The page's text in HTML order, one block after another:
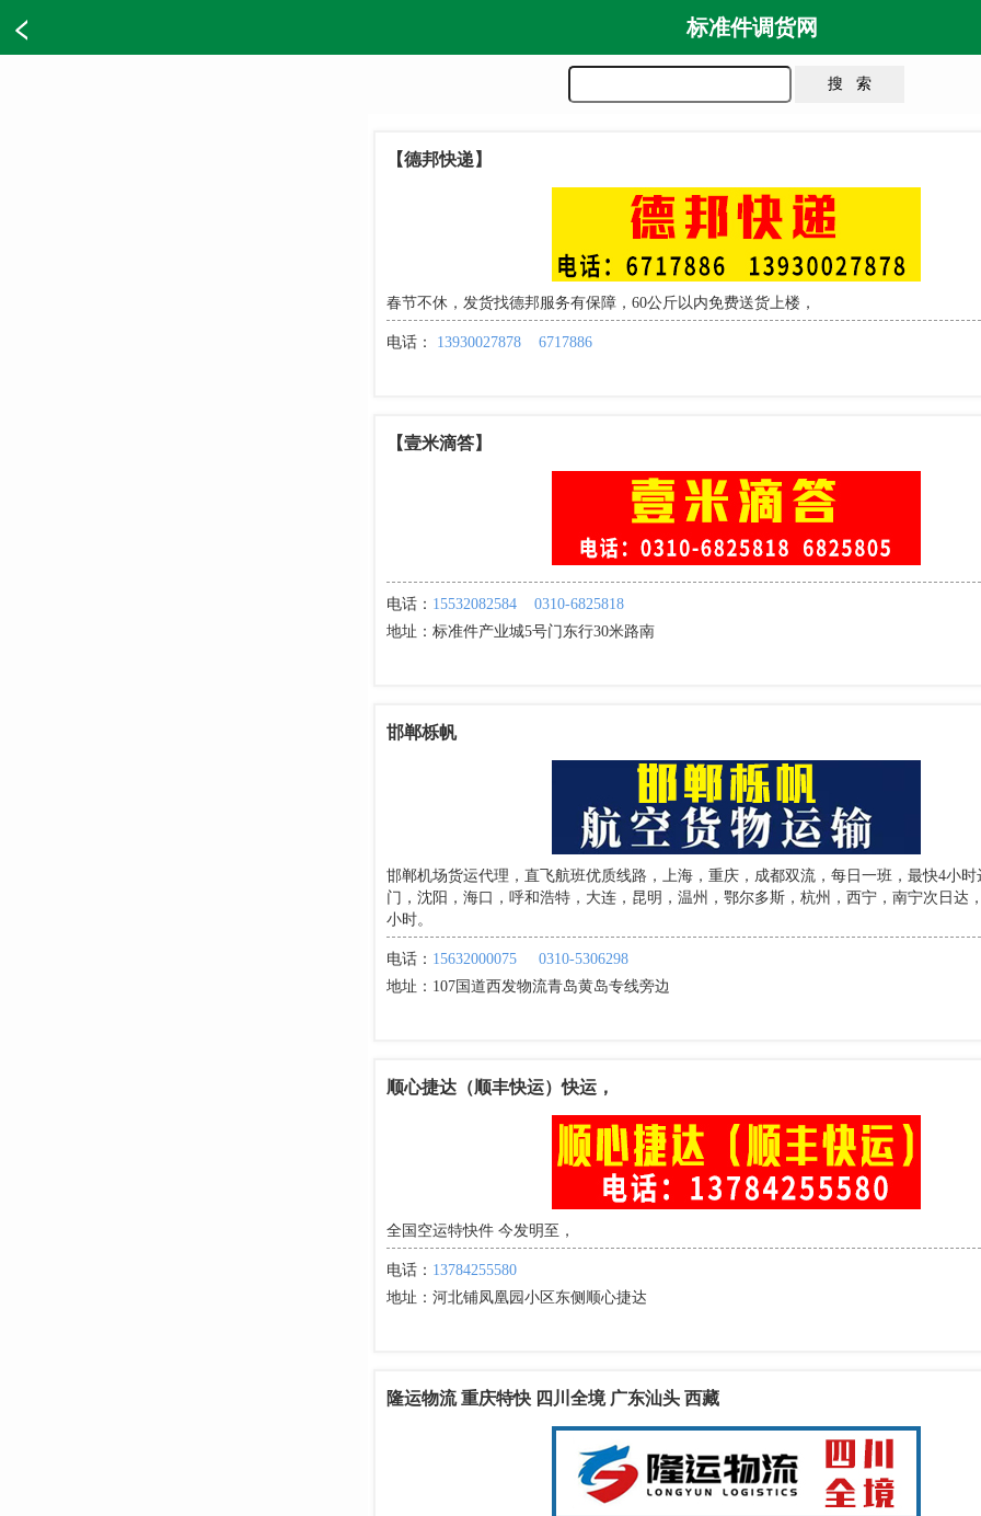
标准件调货网
【德邦快递】
春节不休，发货找德邦服务有保障，60公斤以内免费送货上楼，
电话： 13930027878 6717886
【壹米滴答】
电话： 15532082584
0310-6825818
地址： 标准件产业城5号门东行30米路南
邯郸栎帆
邯郸机场货运代理，直飞航班优质线路，上海，重庆，成都双流，每日一班，最快4小时
门，沈阳，海口，呼和浩特，大连，昆明，温州，鄂尔多斯，杭州，西宁，南宁次日达
小时。
电话： 15632000075
0310-5306298
地址： 107国道西发物流青岛黄岛专线旁边
顺心捷达（顺丰快运）快运，
全国空运特快件 今发明至，
电话： 13784255580
地址： 河北铺凤凰园小区东侧顺心捷达
隆运物流 重庆特快 四川全境 广东汕头 西藏